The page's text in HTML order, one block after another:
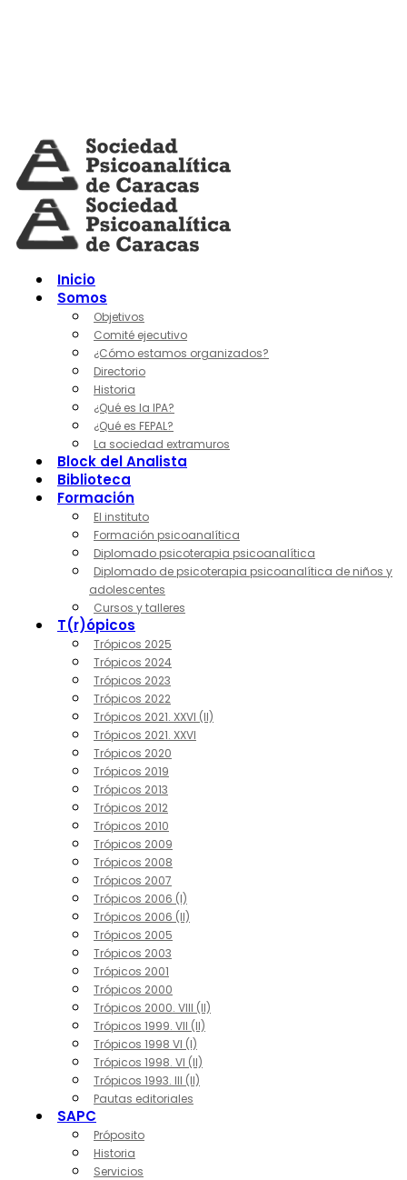
Inicio
Somos
Objetivos
Comité ejecutivo
¿Cómo estamos organizados?
Directorio
Historia
¿Qué es la IPA?
¿Qué es FEPAL?
La sociedad extramuros
Block del Analista
Biblioteca
Formación
El instituto
Formación psicoanalítica
Diplomado psicoterapia psicoanalítica
Diplomado de psicoterapia psicoanalítica de niños y
adolescentes
Cursos y talleres
T(r)ópicos
Trópicos 2025
Trópicos 2024
Trópicos 2023
Trópicos 2022
Trópicos 2021. XXVI (II)
Trópicos 2021. XXVI
Trópicos 2020
Trópicos 2019
Trópicos 2013
Trópicos 2012
Trópicos 2010
Trópicos 2009
Trópicos 2008
Trópicos 2007
Trópicos 2006 (I)
Trópicos 2006 (II)
Trópicos 2005
Trópicos 2003
Trópicos 2001
Trópicos 2000
Trópicos 2000. VIII (II)
Trópicos 1999. VII (II)
Trópicos 1998 VI (I)
Trópicos 1998. VI (II)
Trópicos 1993. III (II)
Pautas editoriales
SAPC
Próposito
Historia
Servicios